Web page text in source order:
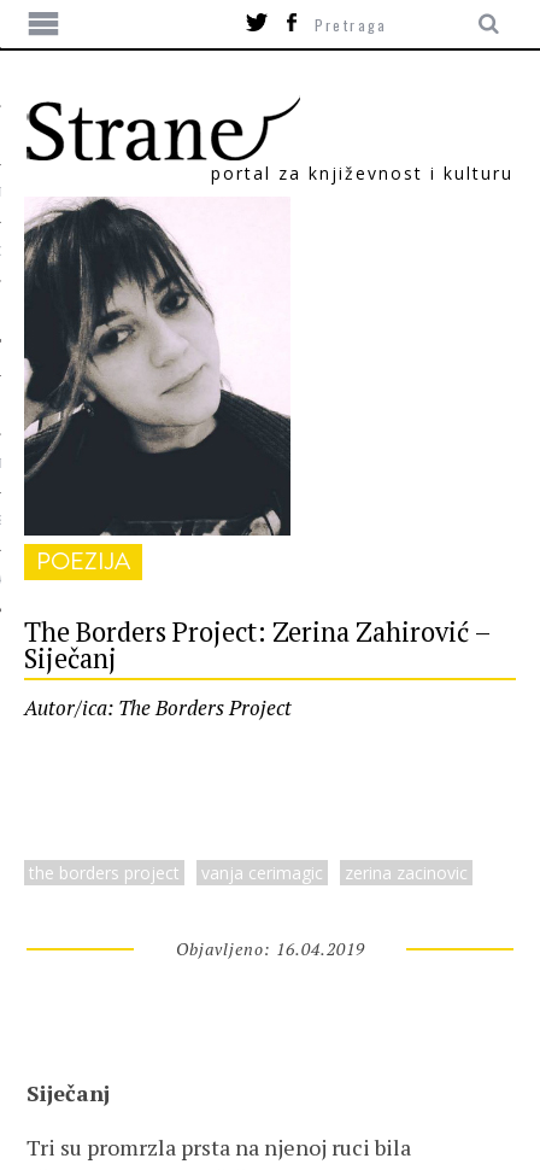
portal za književnost i kulturu
POEZIJA
The Borders Project: Zerina Zahirović –
Siječanj
Autor/ica: The Borders Project
the borders project vanja cerimagic zerina zacinovic
Objavljeno: 16.04.2019
Siječanj
Tri su promrzla prsta na njenoj ruci bila